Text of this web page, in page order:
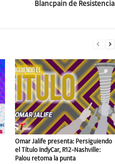
Blancpain de Resistencia
Omar Jalife presenta: Persiguiendo
el Título IndyCar, R12-Nashville:
Palou retoma la punta